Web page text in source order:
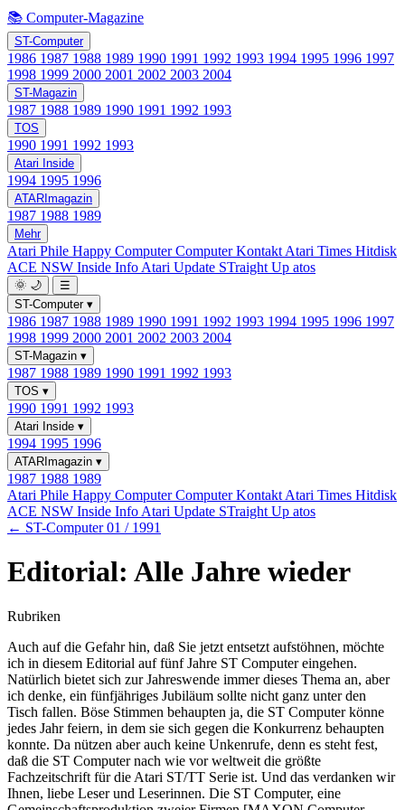
📚 Computer-Magazine
ST-Computer
1986 1987 1988 1989 1990 1991 1992 1993 1994 1995 1996 1997
1998 1999 2000 2001 2002 2003 2004
ST-Magazin
1987 1988 1989 1990 1991 1992 1993
TOS
1990 1991 1992 1993
Atari Inside
1994 1995 1996
ATARImagazin
1987 1988 1989
Mehr
Atari Phile Happy ComputerComputer Kontakt Atari Times Hitdisk
ACE NSW Inside Info Atari Update STraight Up atos
🌞 🌙
☰
ST-Computer ▾
1986 1987 1988 1989 1990 1991 1992 1993 1994 1995 1996 1997
1998 1999 2000 2001 2002 2003 2004
ST-Magazin ▾
1987 1988 1989 1990 1991 1992 1993
TOS ▾
1990 1991 1992 1993
Atari Inside ▾
1994 1995 1996
ATARImagazin ▾
1987 1988 1989
Atari Phile Happy ComputerComputer Kontakt Atari Times Hitdisk
ACE NSW Inside Info Atari Update STraight Up atos
← ST-Computer 01 / 1991
Editorial: Alle Jahre wieder
Rubriken
Auch auf die Gefahr hin, daß Sie jetzt entsetzt aufstöhnen, möchte
ich in diesem Editorial auf fünf Jahre ST Computer eingehen.
Natürlich bietet sich zur Jahreswende immer dieses Thema an, aber
ich denke, ein fünfjähriges Jubiläum sollte nicht ganz unter den
Tisch fallen. Böse Stimmen behaupten ja, die ST Computer könne
jedes Jahr feiern, in dem sie sich gegen die Konkurrenz behaupten
konnte. Da nützen aber auch keine Unkenrufe, denn es steht fest,
daß die ST Computer nach wie vor weltweit die größte
Fachzeitschrift für die Atari ST/TT Serie ist. Und das verdanken wir
Ihnen, liebe Leser und Leserinnen. Die ST Computer, eine